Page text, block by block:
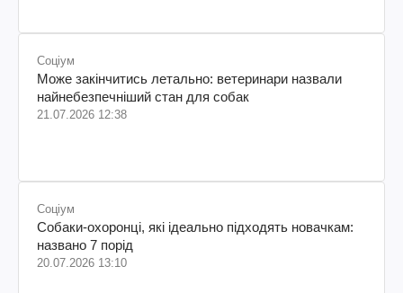
Соціум
Може закінчитись летально: ветеринари назвали
найнебезпечніший стан для собак
21.07.2026 12:38
Соціум
Собаки-охоронці, які ідеально підходять новачкам:
названо 7 порід
20.07.2026 13:10